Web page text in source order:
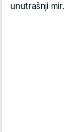
unutrašnji mir.